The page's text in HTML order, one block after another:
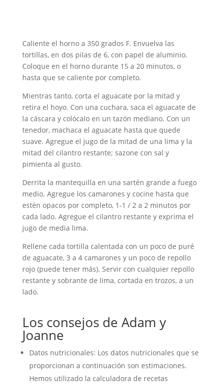
Caliente el horno a 350 grados F. Envuelva las
tortillas, en dos pilas de 6, con papel de aluminio.
Coloque en el horno durante 15 a 20 minutos, o
hasta que se caliente por completo.
Mientras tanto, corta el aguacate por la mitad y
retira el hoyo. Con una cuchara, saca el aguacate de
la cáscara y colócalo en un tazón mediano. Con un
tenedor, machaca el aguacate hasta que quede
suave. Agregue el jugo de la mitad de una lima y la
mitad del cilantro restante; sazone con sal y
pimienta al gusto.
Derrita la mantequilla en una sartén grande a fuego
medio. Agregue los camarones y cocine hasta que
estén opacos por completo, 1-1 / 2 a 2 minutos por
cada lado. Agregue el cilantro restante y exprima el
jugo de media lima.
Rellene cada tortilla calentada con un poco de puré
de aguacate, 3 a 4 camarones y un poco de repollo
rojo (puede tener más). Servir con cualquier repollo
restante y sobrante de lima, cortada en trozos, a un
lado.
Los consejos de Adam y
Joanne
Datos nutricionales: Los datos nutricionales que se
proporcionan a continuación son estimaciones.
Hemos utilizado la calculadora de recetas